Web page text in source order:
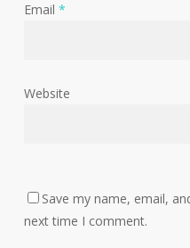
Email *
Website
Save my name, email,
next time I comment.